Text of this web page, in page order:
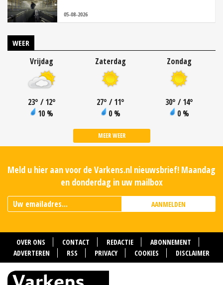
05-08-2026
WEER
Vrijdag
23° / 12°
10 %
Zaterdag
27° / 11°
0 %
Zondag
30° / 14°
0 %
MEER WEER
Meld u hier aan voor de Varkens.nl nieuwsbrief! Maandag
en donderdag in uw mailbox
AANMELDEN
OVER ONS CONTACT REDACTIE
ABONNEMENT
ADVERTEREN
RSS PRIVACY COOKIES DISCLAIMER